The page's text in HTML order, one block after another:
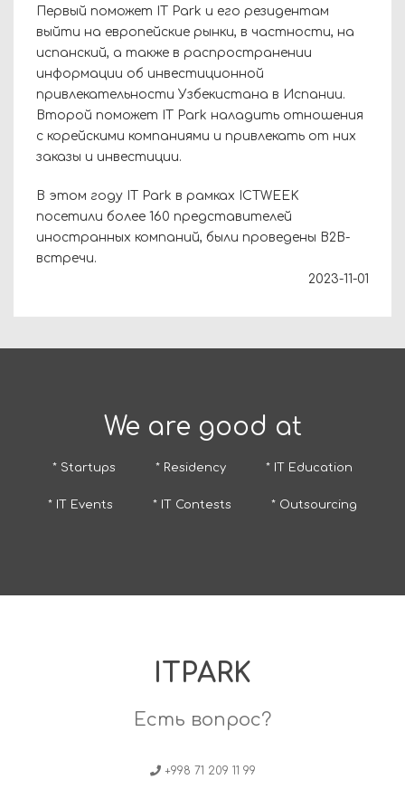
Первый поможет IT Park и его резидентам
выйти на европейские рынки, в частности, на
испанский, а также в распространении
информации об инвестиционной
привлекательности Узбекистана в Испании.
Второй поможет IT Park наладить отношения
с корейскими компаниями и привлекать от них
заказы и инвестиции.
В этом году IT Park в рамках ICTWEEK
посетили более 160 представителей
иностранных компаний, были проведены B2B-
встречи.
2023-11-01
We are good at
* Startups * Residency * IT Education
* IT Events * IT Contests * Outsourcing
ITPARK
Есть вопрос?
+998 71 209 11 99